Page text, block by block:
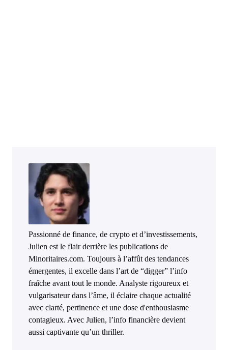
Passionné de finance, de crypto et d’investissements,
Julien est le flair derrière les publications de
Minoritaires.com. Toujours à l’affût des tendances
émergentes, il excelle dans l’art de “digger” l’info
fraîche avant tout le monde. Analyste rigoureux et
vulgarisateur dans l’âme, il éclaire chaque actualité
avec clarté, pertinence et une dose d'enthousiasme
contagieux. Avec Julien, l’info financière devient
aussi captivante qu’un thriller.